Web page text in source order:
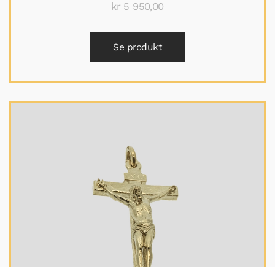
kr 5 950,00
Se produkt